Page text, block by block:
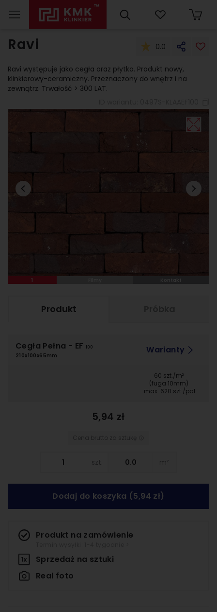
Ravi 0.0
Ravi występuje jako cegła oraz płytka. Produkt nowy,
klinkierowy-ceramiczny. Przeznaczony do wnętrz i na
zewnątrz. Trwałość > 300 LAT.
1 Kontakt
Produkt
Cegła Pełna - EF 100
210x100x65mm
Warianty
60 szt./m²
(fuga 10mm)
max. 620 szt./pal
5,94 zł
szt.
Dodaj do koszyka (5,94 zł)
Produkt na zamówienie
Sprzedaż na sztuki
Real foto